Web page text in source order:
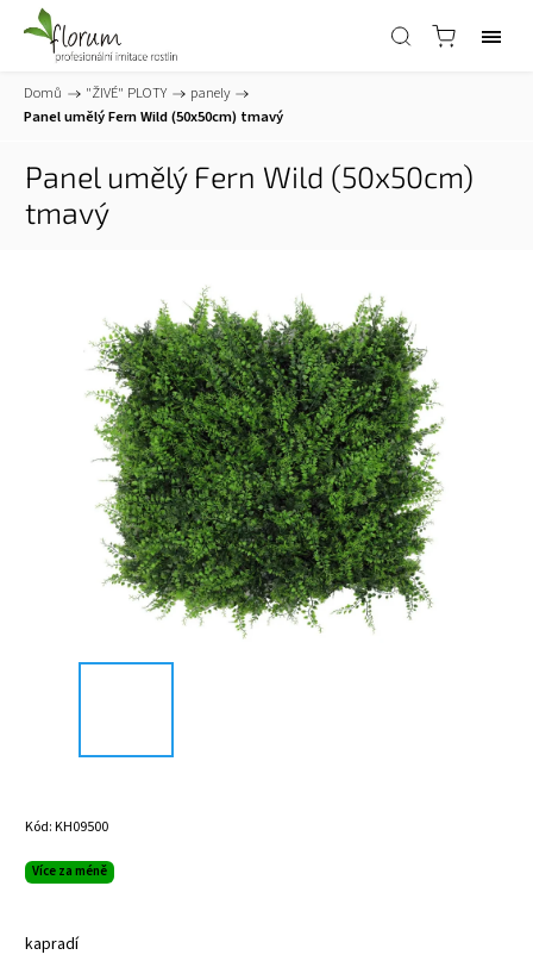
Domů / "ŽIVÉ" PLOTY / panely /
Panel umělý Fern Wild (50x50cm) tmavý
Panel umělý Fern Wild (50x50cm)
tmavý
Kód:KH09500
Více za méně
kapradí